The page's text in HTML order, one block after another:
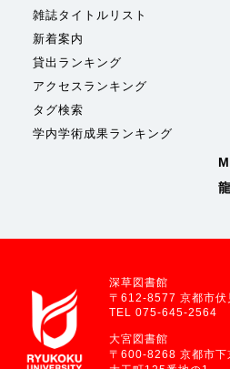
雑誌タイトルリスト
新着案内
貸出ランキング
アクセスランキング
タグ検索
学内学術成果ランキング
深草図書館
〒612-8577 京都市伏
TEL 075-645-2564
大宮図書館
〒600-8268 京都市下